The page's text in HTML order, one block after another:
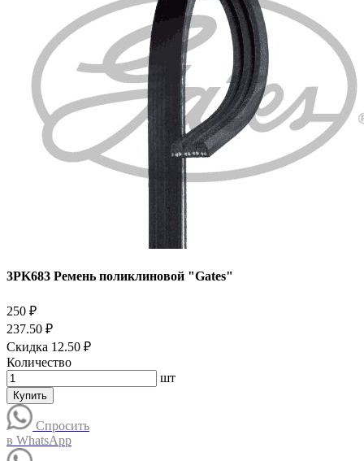
3PK683 Ремень поликлиновой "Gates"
250 ₽
237.50 ₽
Скидка 12.50 ₽
Количество
шт
Купить
Спросить
в WhatsApp